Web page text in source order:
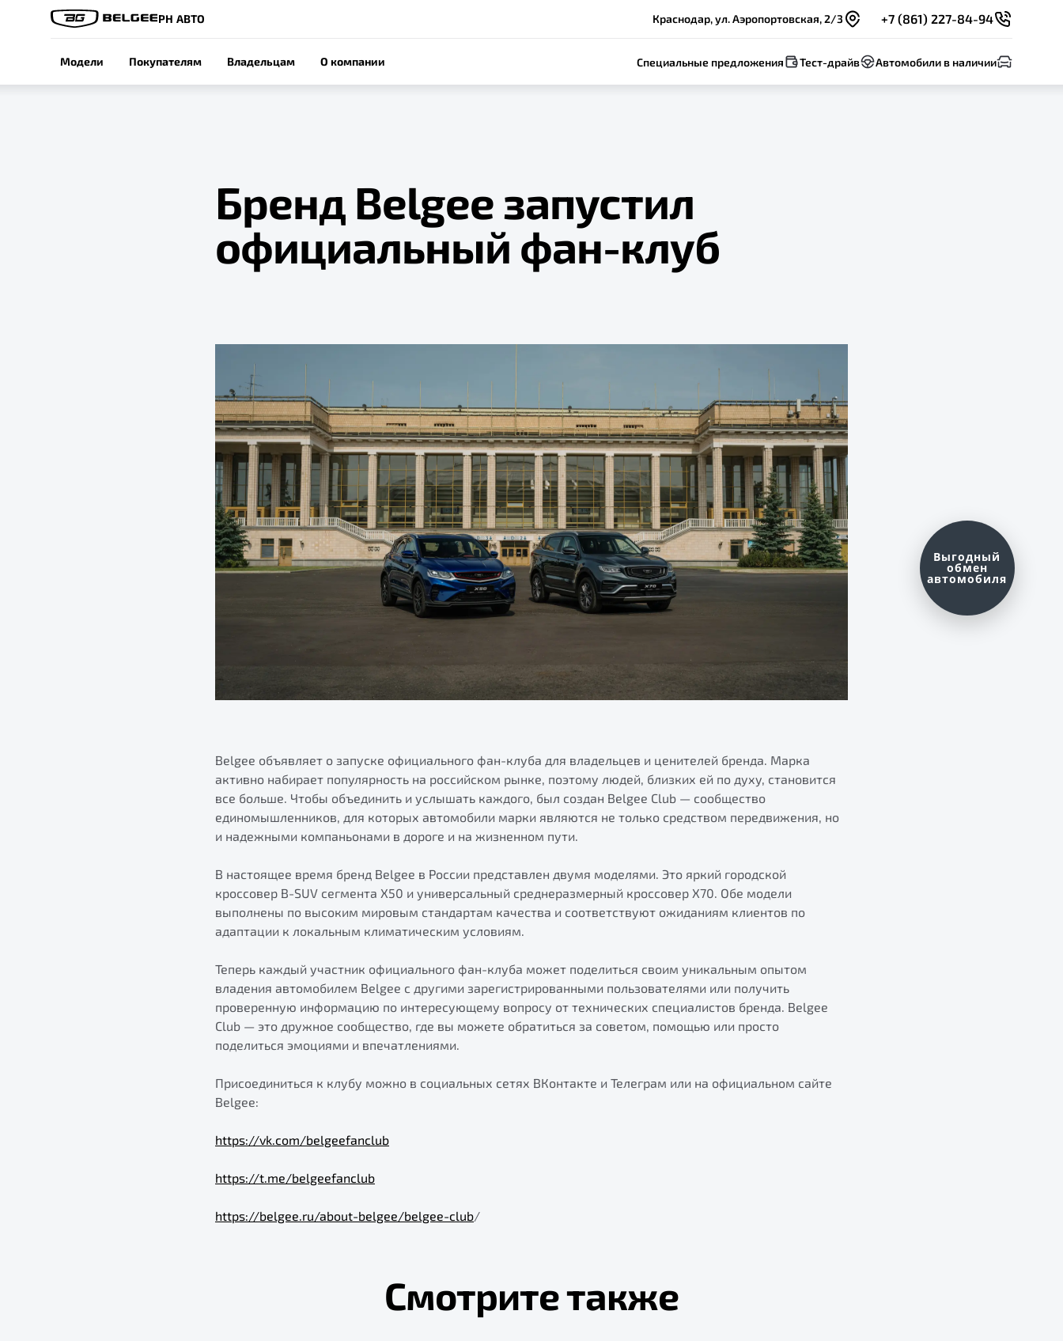
РН АВТО Краснодар, ул. Аэропортовская, 2/3 +7 (861) 227-84-94
Модели Покупателям Владельцам О компании Специальные предложения Тест-драйв Автомобили в наличии
Бренд Belgee запустил
официальный фан-клуб
Belgee объявляет о запуске официального фан-клуба для владельцев и ценителей бренда. Марка
активно набирает популярность на российском рынке, поэтому людей, близких ей по духу, становится
все больше. Чтобы объединить и услышать каждого, был создан Belgee Club — сообщество
единомышленников, для которых автомобили марки являются не только средством передвижения, но
и надежными компаньонами в дороге и на жизненном пути.
В настоящее время бренд Belgee в России представлен двумя моделями. Это яркий городской
кроссовер B-SUV сегмента X50 и универсальный среднеразмерный кроссовер X70. Обе модели
выполнены по высоким мировым стандартам качества и соответствуют ожиданиям клиентов по
адаптации к локальным климатическим условиям.
Теперь каждый участник официального фан-клуба может поделиться своим уникальным опытом
владения автомобилем Belgee с другими зарегистрированными пользователями или получить
проверенную информацию по интересующему вопросу от технических специалистов бренда. Belgee
Club — это дружное сообщество, где вы можете обратиться за советом, помощью или просто
поделиться эмоциями и впечатлениями.
Присоединиться к клубу можно в социальных сетях ВКонтакте и Телеграм или на официальном сайте
Belgee:
https://vk.com/belgeefanclub
https://t.me/belgeefanclub
https://belgee.ru/about-belgee/belgee-club/
Смотрите также
Оценить ваш
автомобиль?